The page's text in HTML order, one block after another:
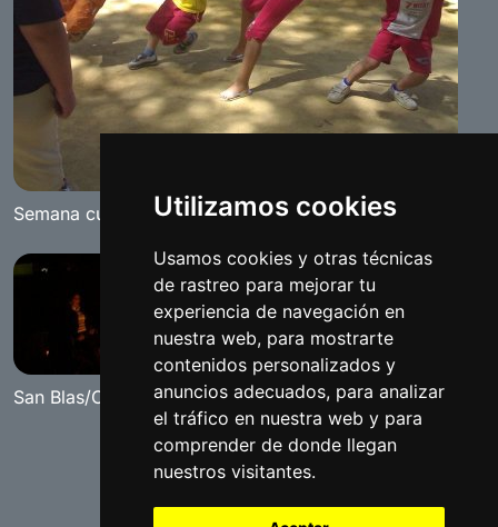
Utilizamos cookies
Usamos cookies y otras técnicas
de rastreo para mejorar tu
experiencia de navegación en
nuestra web, para mostrarte
contenidos personalizados y
anuncios adecuados, para analizar
el tráfico en nuestra web y para
comprender de donde llegan
nuestros visitantes.
Semana cultural Benameji 2008
San Blas/Candelarias